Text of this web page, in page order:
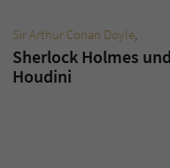
Sir Arthur Conan Doyle,
Sherlock Holmes
Houdini